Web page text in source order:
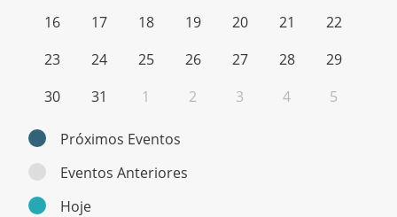
16
17 18 19 20 21
22
23
24 25 26 27 28
29
30
31 1 2 3 4 5
Próximos Eventos
Eventos Anteriores
Hoje